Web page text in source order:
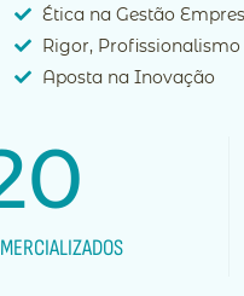
Ética na Gestão
Rigor,
Aposta na Inovação